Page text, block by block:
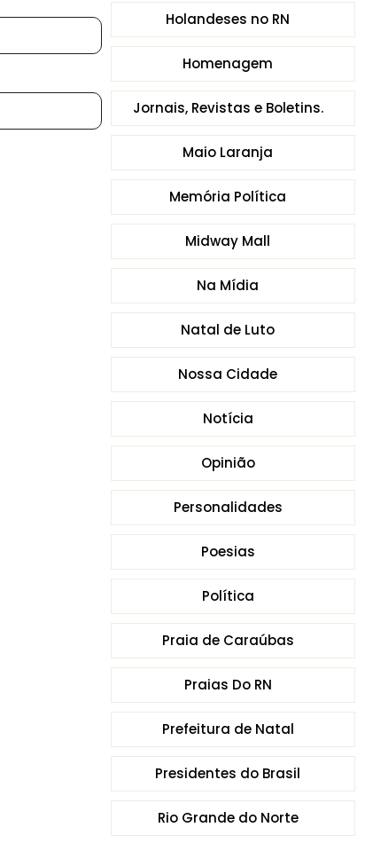
Holandeses no RN
Homenagem
Jornais, Revistas e Boletins.
Maio Laranja
Memória Política
Midway Mall
Na Mídia
Natal de Luto
Nossa Cidade
Notícia
Opinião
Personalidades
Poesias
Política
Praia de Caraúbas
Praias Do RN
Prefeitura de Natal
Presidentes do Brasil
Rio Grande do Norte